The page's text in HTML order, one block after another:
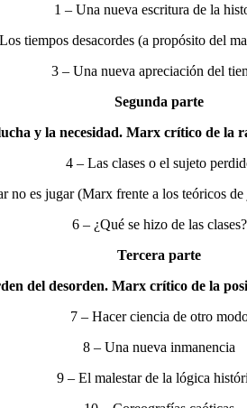
1 – Una nueva escritura de la
tiempos desacordes (a propósito del
3 – Una nueva apreciación del
Segunda parte
y la necesidad. Marx crítico de la
4 – Las clases o el sujeto
no es jugar (Marx frente a los teóricos
6 – ¿Qué se hizo de las clases?
Tercera parte
del desorden. Marx crítico de la
7 – Hacer ciencia de otro
8 – Una nueva inmanencia
9 – El malestar de la lógica